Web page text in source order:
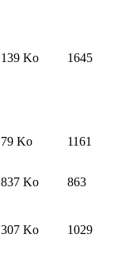
139 Ko 1645
79 Ko 1161
837 Ko
863
307 Ko 1029